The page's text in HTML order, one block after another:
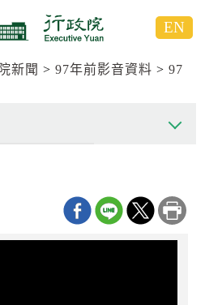
EN
新聞 97年前影音資料
97